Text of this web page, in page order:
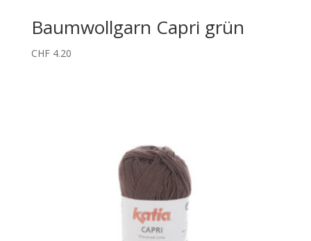
Baumwollgarn Capri grün
CHF4.20